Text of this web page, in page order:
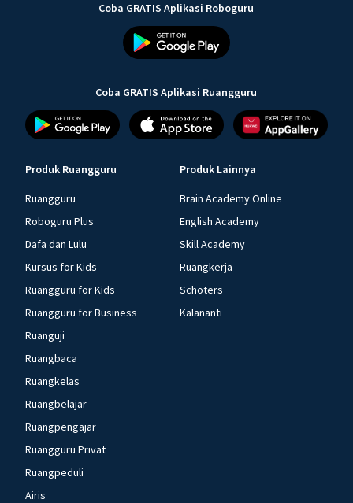
Coba GRATIS Aplikasi Roboguru
Coba GRATIS Aplikasi Ruangguru
Produk Ruangguru
Ruangguru
Roboguru Plus
Dafa dan Lulu
Kursus for Kids
Ruangguru for Kids
Ruangguru for Business
Ruanguji
Ruangbaca
Ruangkelas
Ruangbelajar
Ruangpengajar
Ruangguru Privat
Ruangpeduli
Airis
Produk Lainnya
Brain Academy Online
English Academy
Skill Academy
Ruangkerja
Schoters
Kalananti